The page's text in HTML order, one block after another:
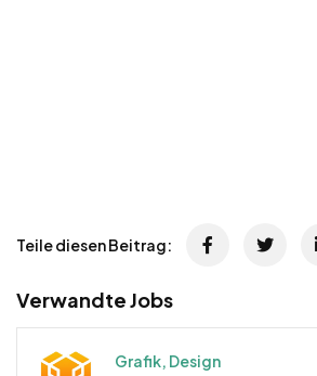
Teile diesen Beitrag:
Verwandte Jobs
Grafik, Design